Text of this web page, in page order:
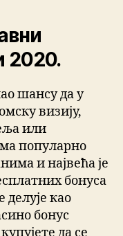
2020.
шансу да у
визију,
или
популарно
и највећа је
бонуса
делује као
бонус